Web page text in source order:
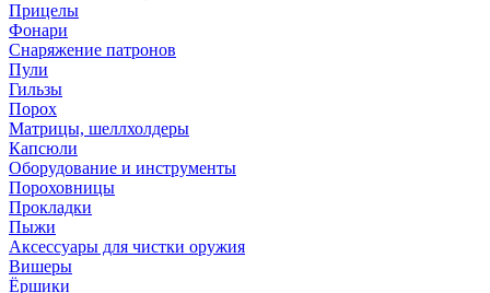
Прицелы
Фонари
Снаряжение патронов
Пули
Гильзы
Порох
Матрицы, шеллхолдеры
Капсюли
Оборудование и инструменты
Пороховницы
Прокладки
Пыжи
Аксессуары для чистки оружия
Вишеры
Ёршики